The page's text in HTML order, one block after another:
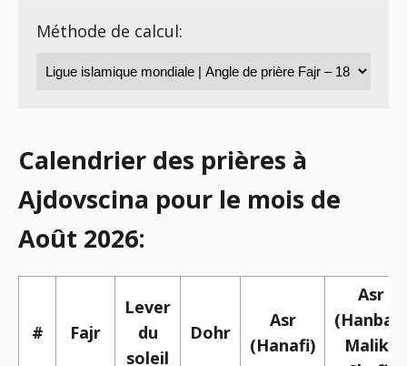
Méthode de calcul:
Calendrier des prières à
Ajdovscina pour le mois de
Août 2026:
# Fajr
Lever
du
soleil
Dohr
Asr
(Hanafi)
Asr
(Hanbali,
Maliki,